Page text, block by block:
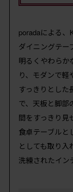
poradaによる、
ダイニングテー
明るくやわらか
り、モダンで軽
すっきりとした
で、天板と脚部
間をすっきり見
食卓テーブルと
としても取り入
洗練されたイン